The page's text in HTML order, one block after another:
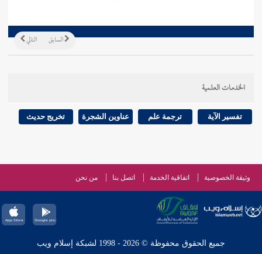
التالي السابق
الخدمات العلمية
تفسير الآية ترجمة علم عناوين الشجرة تخريج حديث
وثيقة الخصوصية اتفاقية الخدمة اتصل بنا من نحن
جميع الحقوق محفوظة © 2026 - 1998 لشبكة إسلام ويب